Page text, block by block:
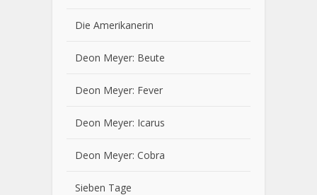
Die Amerikanerin
Deon Meyer: Beute
Deon Meyer: Fever
Deon Meyer: Icarus
Deon Meyer: Cobra
Sieben Tage